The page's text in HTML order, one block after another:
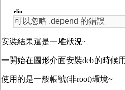
eliu
可以忽略 .depend 的錯誤
安裝結果還是一堆狀況~
一開始在圖形介面安裝deb的時候
使用的是一般帳號(非root)環境~